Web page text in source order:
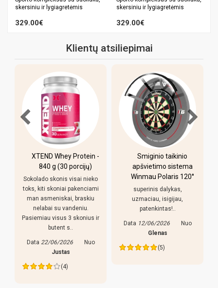
skersiniu ir lygiagretėmis
329.00€
skersiniu ir lygiagretėmis
329.00€
Klientų atsiliepimai
XTEND Whey Protein -
840 g (30 porcijų)
Sokolado skonis visai nieko
toks, kiti skoniai pakenciami
man asmeniskai, braskiu
nelabai su vandeniu.
Pasiemiau visus 3 skonius ir
butent s..
Data 22/06/2026
Nuo
Justas
(4)
Smiginio taikinio
apšvietimo sistema
Winmau Polaris 120°
superinis dalykas,
uzmaciau, isigijau,
patenkintas!..
Data 12/06/2026
Nuo
Glenas
(5)